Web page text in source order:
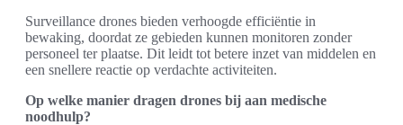
Surveillance drones bieden verhoogde efficiëntie in
bewaking, doordat ze gebieden kunnen monitoren zonder
personeel ter plaatse. Dit leidt tot betere inzet van middelen en
een snellere reactie op verdachte activiteiten.
Op welke manier dragen drones bij aan medische
noodhulp?